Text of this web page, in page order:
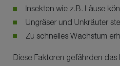
Insekten wie z.B. Läuse
Ungräser und Unkräuter
Zu schnelles Wachstum
Diese Faktoren gefährden